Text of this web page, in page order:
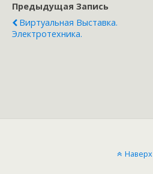
Предыдущая Запись
Виртуальная Выставка.
Электротехника.
Наверх